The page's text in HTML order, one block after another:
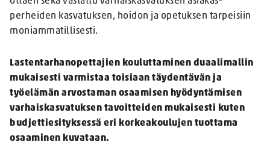
perheiden kasvatuksen, hoidon ja opetuksen tarpeisiin
moniammatillisesti.
Lastentarhanopettajien kouluttaminen duaalimallin
mukaisesti varmistaa toisiaan täydentävän ja
työelämän arvostaman osaamisen hyödyntämisen
varhaiskasvatuksen tavoitteiden mukaisesti kuten
budjettiesityksessä eri korkeakoulujen tuottama
osaaminen kuvataan.